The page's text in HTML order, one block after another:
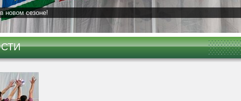
новом сезоне!